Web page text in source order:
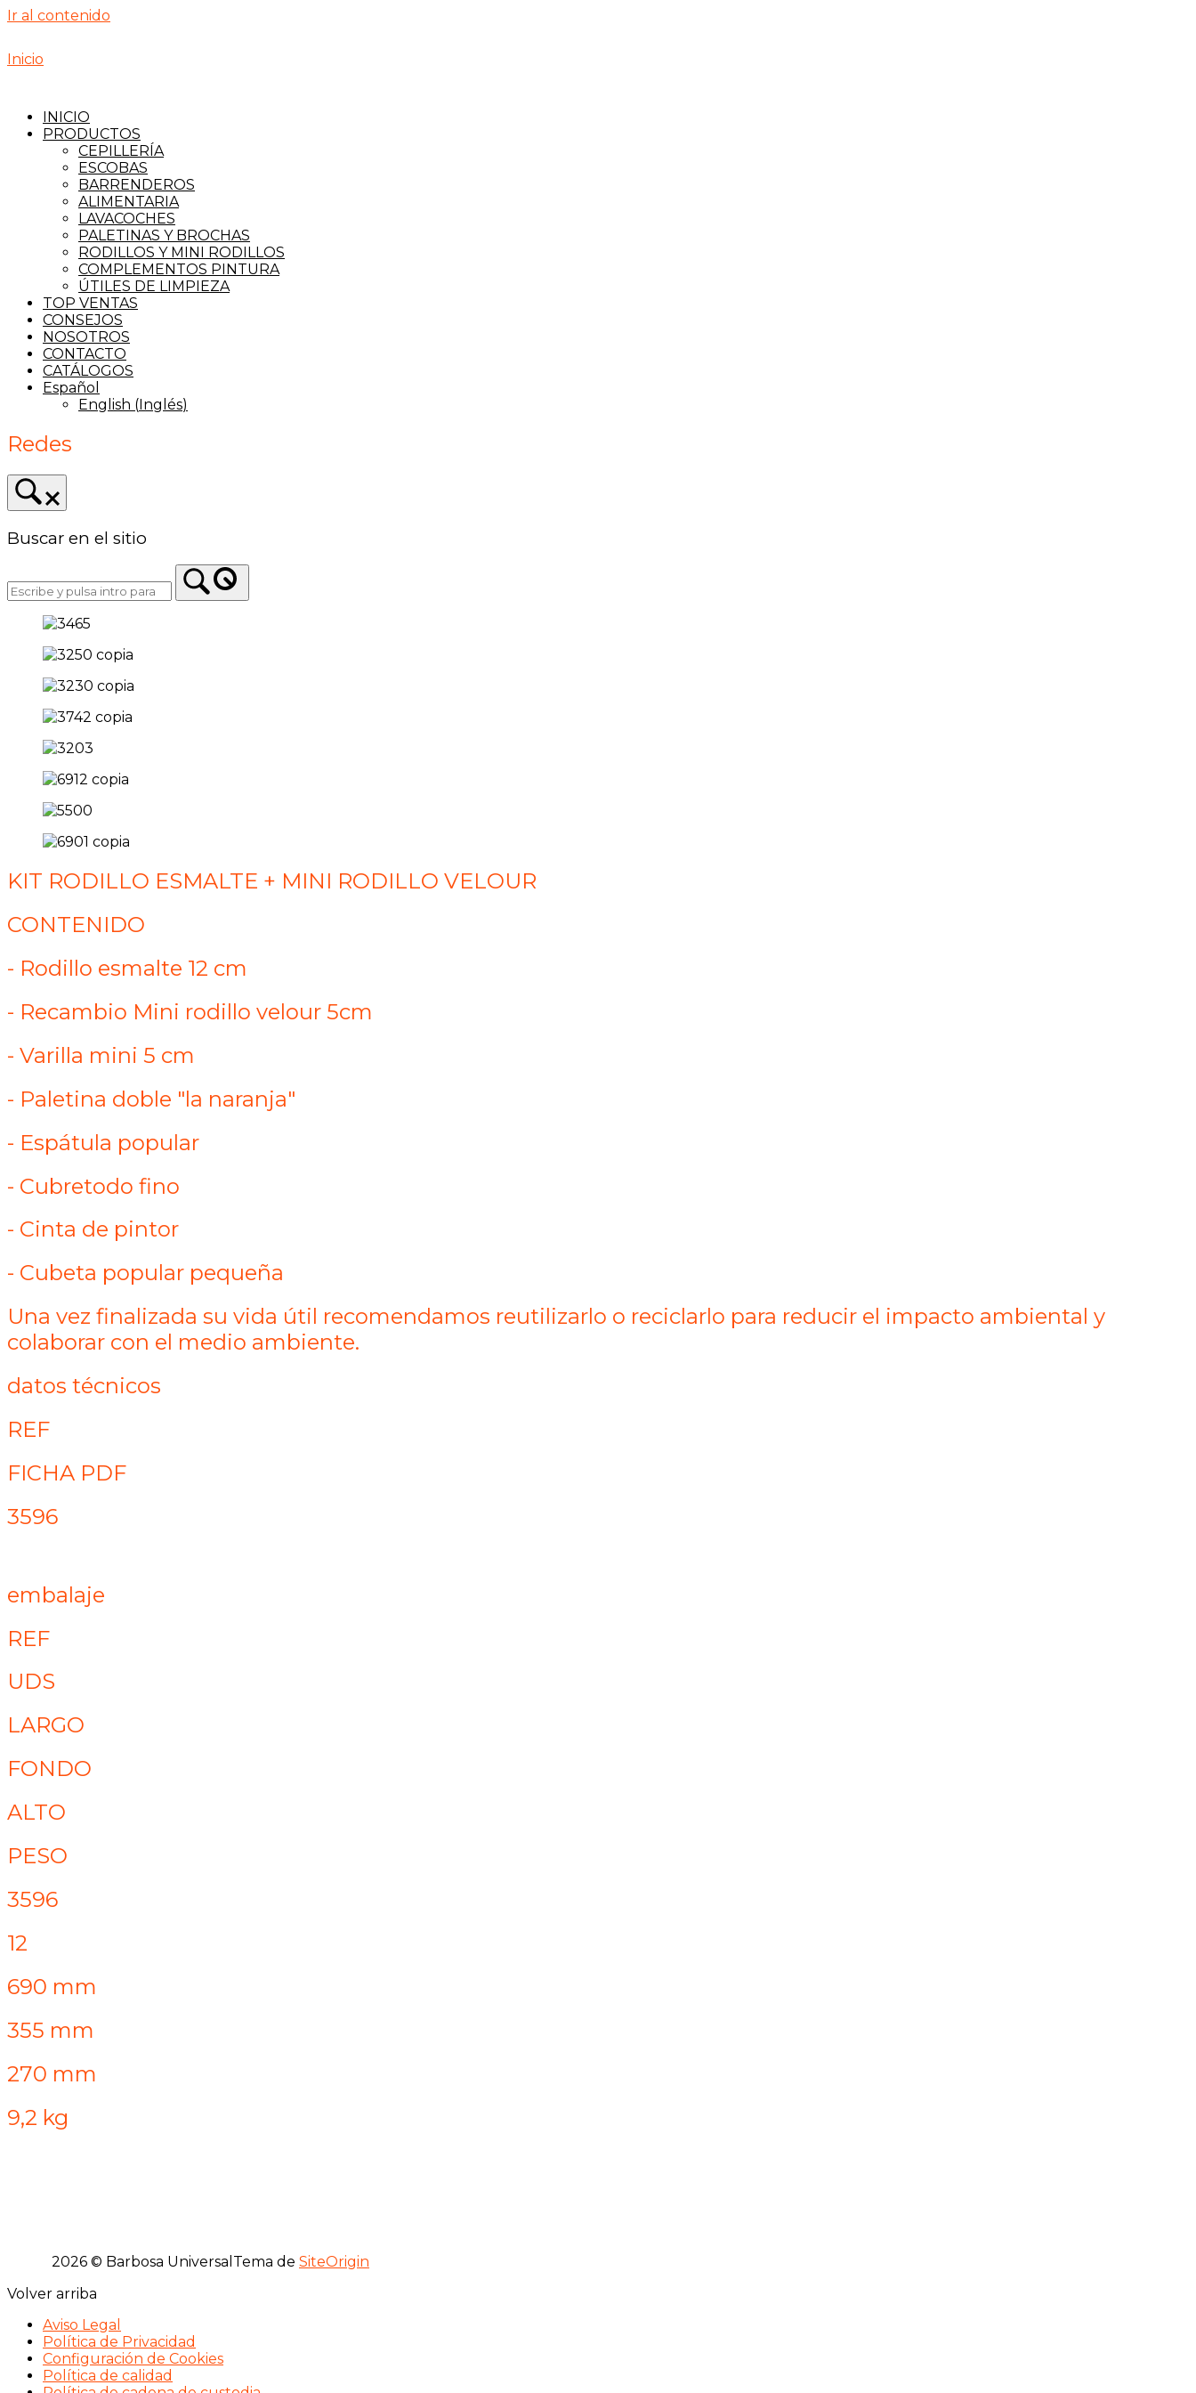
Ir al contenido
Inicio
INICIO
PRODUCTOS
CEPILLERÍA
ESCOBAS
BARRENDEROS
ALIMENTARIA
LAVACOCHES
PALETINAS Y BROCHAS
RODILLOS Y MINI RODILLOS
COMPLEMENTOS PINTURA
ÚTILES DE LIMPIEZA
TOP VENTAS
CONSEJOS
NOSOTROS
CONTACTO
CATÁLOGOS
Español
English (Inglés)
Redes
Buscar en el sitio
KIT RODILLO ESMALTE + MINI RODILLO VELOUR
CONTENIDO
- Rodillo esmalte 12 cm
- Recambio Mini rodillo velour 5cm
- Varilla mini 5 cm
- Paletina doble "la naranja"
- Espátula popular
- Cubretodo fino
- Cinta de pintor
- Cubeta popular pequeña
Una vez finalizada su vida útil recomendamos reutilizarlo o reciclarlo para reducir el impacto ambiental y
colaborar con el medio ambiente.
datos técnicos
REF
FICHA PDF
3596
embalaje
REF
UDS
LARGO
FONDO
ALTO
PESO
3596
12
690 mm
355 mm
270 mm
9,2 kg
2026 © Barbosa Universal Tema de SiteOrigin
Volver arriba
Aviso Legal
Política de Privacidad
Configuración de Cookies
Política de calidad